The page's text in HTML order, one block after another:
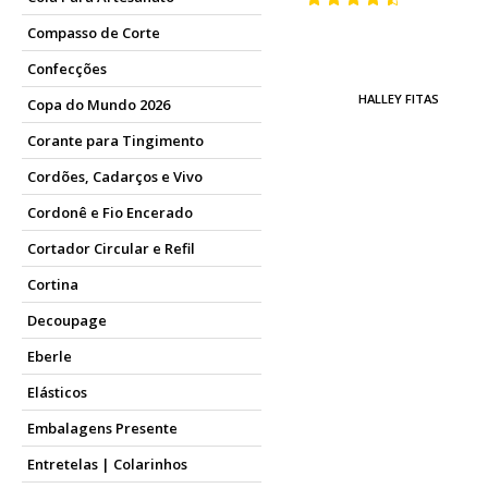
Compasso de Corte
Confecções
Copa do Mundo 2026
Corante para Tingimento
Cordões, Cadarços e Vivo
Cordonê e Fio Encerado
Cortador Circular e Refil
Cortina
Decoupage
Eberle
Elásticos
Embalagens Presente
Entretelas | Colarinhos
HALLEY FITAS